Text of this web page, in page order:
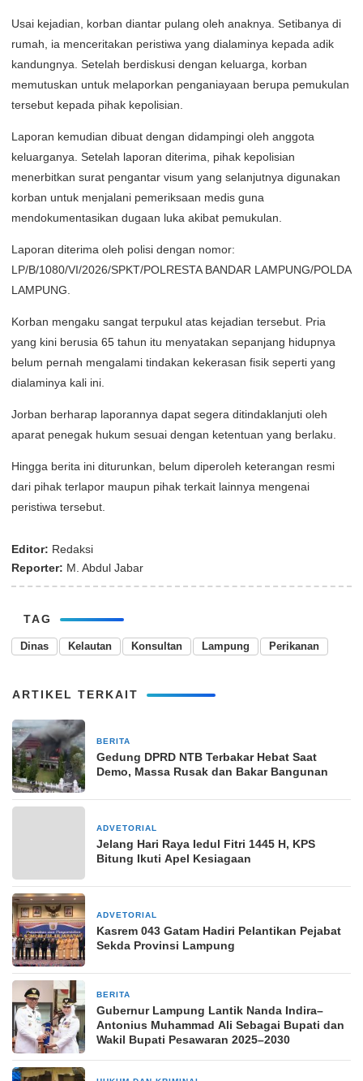
Usai kejadian, korban diantar pulang oleh anaknya. Setibanya di
rumah, ia menceritakan peristiwa yang dialaminya kepada adik
kandungnya. Setelah berdiskusi dengan keluarga, korban
memutuskan untuk melaporkan penganiayaan berupa pemukulan
tersebut kepada pihak kepolisian.
Laporan kemudian dibuat dengan didampingi oleh anggota
keluarganya. Setelah laporan diterima, pihak kepolisian
menerbitkan surat pengantar visum yang selanjutnya digunakan
korban untuk menjalani pemeriksaan medis guna
mendokumentasikan dugaan luka akibat pemukulan.
Laporan diterima oleh polisi dengan nomor:
LP/B/1080/VI/2026/SPKT/POLRESTA BANDAR LAMPUNG/POLDA
LAMPUNG.
Korban mengaku sangat terpukul atas kejadian tersebut. Pria
yang kini berusia 65 tahun itu menyatakan sepanjang hidupnya
belum pernah mengalami tindakan kekerasan fisik seperti yang
dialaminya kali ini.
Jorban berharap laporannya dapat segera ditindaklanjuti oleh
aparat penegak hukum sesuai dengan ketentuan yang berlaku.
Hingga berita ini diturunkan, belum diperoleh keterangan resmi
dari pihak terlapor maupun pihak terkait lainnya mengenai
peristiwa tersebut.
Editor: Redaksi
Reporter: M. Abdul Jabar
TAG
Dinas Kelautan Konsultan Lampung Perikanan
ARTIKEL TERKAIT
BERITA
Gedung DPRD NTB Terbakar Hebat Saat
Demo, Massa Rusak dan Bakar Bangunan
ADVETORIAL
Jelang Hari Raya Iedul Fitri 1445 H, KPS
Bitung Ikuti Apel Kesiagaan
ADVETORIAL
Kasrem 043 Gatam Hadiri Pelantikan Pejabat
Sekda Provinsi Lampung
BERITA
Gubernur Lampung Lantik Nanda Indira–
Antonius Muhammad Ali Sebagai Bupati dan
Wakil Bupati Pesawaran 2025–2030